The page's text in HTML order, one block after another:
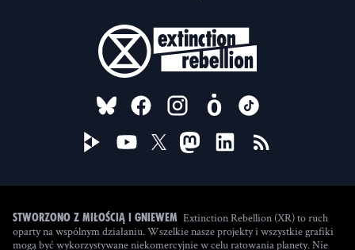
FOLLOW US ON
Stworzono z miłością i gniewem Extinction Rebellion (XR) to ruch
oparty na wspólnym działaniu. Wszelkie nasze projekty i wszystkie grafiki
mogą być wykorzystywane niekomercyjnie w celu ratowania planety. Nie